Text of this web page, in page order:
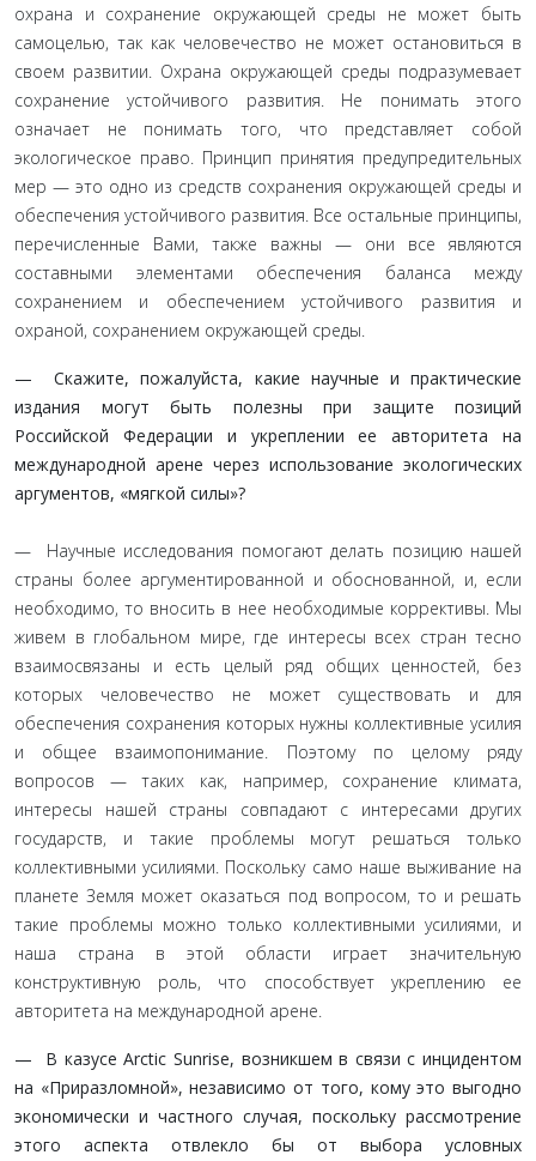
охрана и сохранение окру­жающей среды не может быть
самоцелью, так как человечество не может остановиться в
своем развитии. Охрана окружающей среды подразумевает
сохранение устойчивого развития. Не по­нимать этого
означает не понимать того, что представляет собой
экологическое право. Принцип принятия предупреди­тельных
мер — это одно из средств сохранения окружающей среды и
обеспечения устойчивого развития. Все остальные принципы,
перечисленные Вами, также важны — они все яв­ляются
составными элементами обеспечения баланса между
сохранением и обеспечением устойчивого развития и
охраной, сохранением окружающей среды.
— Скажите, пожалуйста, какие научные и практи­ческие
издания могут быть полезны при защите пози­ций
Российской Федерации и укреплении ее авторитета на
международной арене через использование экологиче­ских
аргументов, «мягкой силы»?
— Научные исследования помогают делать позицию на­шей
страны более аргументированной и обоснованной, и, если
необходимо, то вносить в нее необходимые коррективы. Мы
живем в глобальном мире, где интересы всех стран тесно
вза­имосвязаны и есть целый ряд общих ценностей, без
которых человечество не может существовать и для
обеспечения со­хранения которых нужны коллективные усилия
и общее вза­имопонимание. Поэтому по целому ряду
вопросов — таких как, например, сохранение климата,
интересы нашей страны совпадают с интересами других
государств, и такие проблемы могут решаться только
коллективными усилиями. Поскольку само наше выживание на
планете Земля может оказаться под вопросом, то и решать
такие проблемы можно только коллек­тивными усилиями, и
наша страна в этой области играет зна­чительную
конструктивную роль, что способствует укреплению ее
авторитета на международной арене.
— В казусе Arctic Sunrise, возникшем в связи с инци­дентом
на «Приразломной», независимо от того, кому это выгодно
экономически и частного случая, поскольку рас­смотрение
этого аспекта отвлекло бы от выбора условных